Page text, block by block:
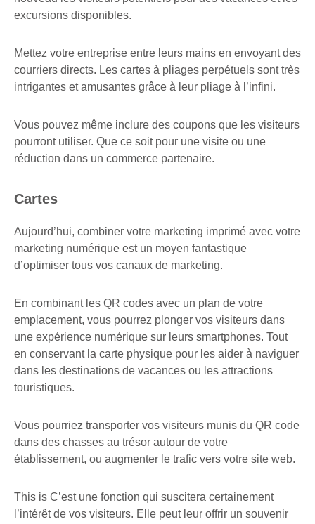
excursions disponibles.
Mettez votre entreprise entre leurs mains en envoyant des
courriers directs. Les cartes à pliages perpétuels sont très
intrigantes et amusantes grâce à leur pliage à l’infini.
Vous pouvez même inclure des coupons que les visiteurs
pourront utiliser. Que ce soit pour une visite ou une
réduction dans un commerce partenaire.
Cartes
Aujourd’hui, combiner votre marketing imprimé avec votre
marketing numérique est un moyen fantastique
d’optimiser tous vos canaux de marketing.
En combinant les QR codes avec un plan de votre
emplacement, vous pourrez plonger vos visiteurs dans
une expérience numérique sur leurs smartphones. Tout
en conservant la carte physique pour les aider à naviguer
dans les destinations de vacances ou les attractions
touristiques.
Vous pourriez transporter vos visiteurs munis du QR code
dans des chasses au trésor autour de votre
établissement, ou augmenter le trafic vers votre site web.
This is C’est une fonction qui suscitera certainement
l’intérêt de vos visiteurs. Elle peut leur offrir un souvenir